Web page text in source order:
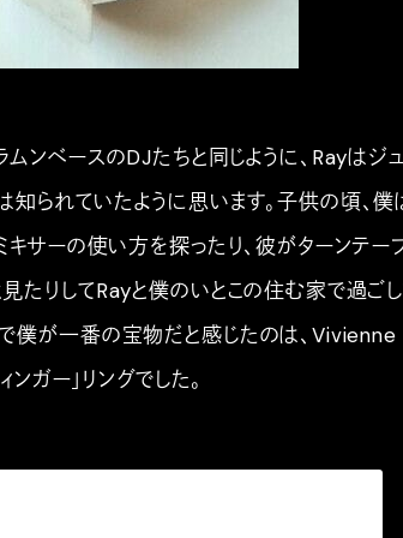
ンベースのDJたちと同じように、Rayはジ
知られていたように思います。子供の頃、僕
キサーの使い方を探ったり、彼がターンテー
たりしてRayと僕のいとこの住む家で過ご
僕が一番の宝物だと感じたのは、Vivienne
ガー」リングでした。